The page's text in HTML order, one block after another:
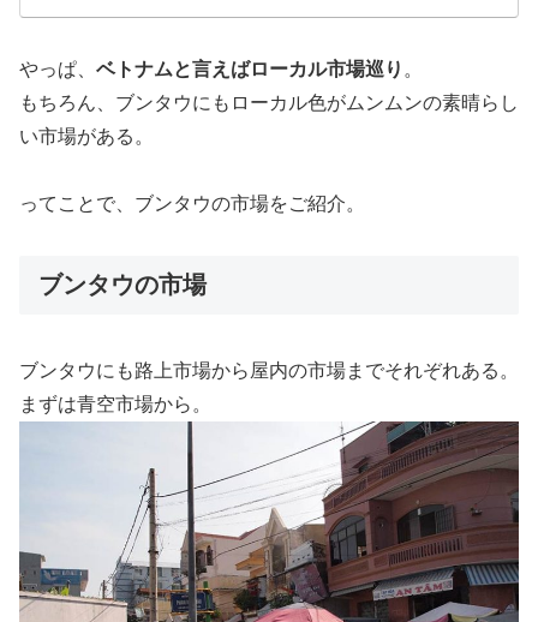
やっぱ、 ベトナムと言えばローカル市場巡り 。
もちろん、ブンタウにもローカル色がムンムンの素晴らし
い市場がある。
ってことで、ブンタウの市場をご紹介。
ブンタウの市場
ブンタウにも路上市場から屋内の市場までそれぞれある。
まずは青空市場から。